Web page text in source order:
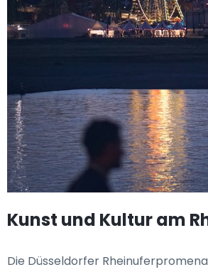
Kunst und Kultur am
Die Düsseldorfer